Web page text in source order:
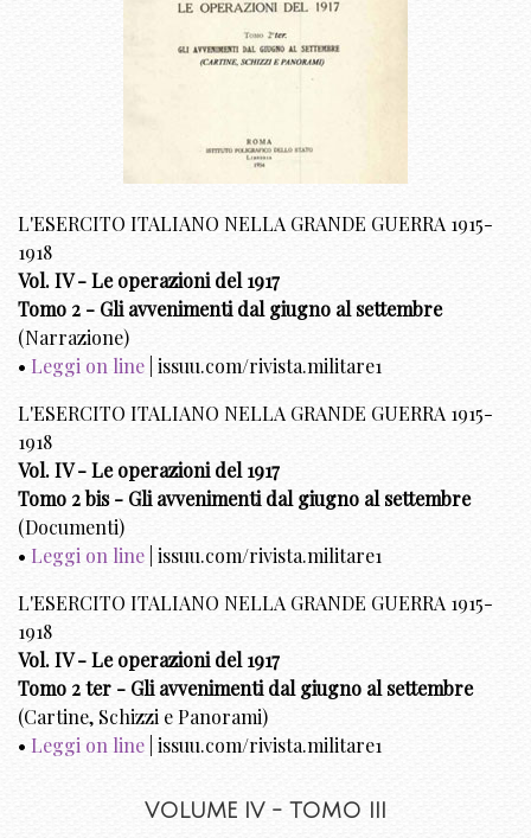
L'ESERCITO ITALIANO NELLA GRANDE GUERRA 1915-
1918
Vol. IV - Le operazioni del 1917
Tomo 2 - Gli avvenimenti dal giugno al settembre
(Narrazione)
• Leggi on line | issuu.com/rivista.militare1
L'ESERCITO ITALIANO NELLA GRANDE GUERRA 1915-
1918
Vol. IV - Le operazioni del 1917
Tomo 2 bis - Gli avvenimenti dal giugno al settembre
(Documenti)
• Leggi on line | issuu.com/rivista.militare1
L'ESERCITO ITALIANO NELLA GRANDE GUERRA 1915-
1918
Vol. IV - Le operazioni del 1917
Tomo 2 ter - Gli avvenimenti dal giugno al settembre
(Cartine, Schizzi e Panorami)
• Leggi on line | issuu.com/rivista.militare1
VOLUME IV - TOMO III